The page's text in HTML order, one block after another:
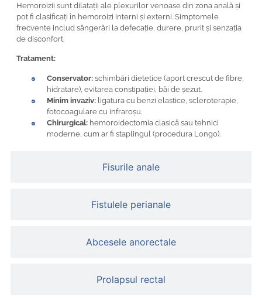
Fisurile anale
Fistulele perianale
Abcesele anorectale
Prolapsul rectal
Hemoroizii sunt dilatații ale plexurilor venoase din zona anală și
pot fi clasificați în hemoroizi interni și externi. Simptomele
frecvente includ sângerări la defecație, durere, prurit și senzația
de disconfort.
Tratament:
Conservator:schimbări dietetice (aport crescut de fibre,
hidratare), evitarea constipației, băi de șezut.
Minim invaziv:ligatura cu benzi elastice, scleroterapie,
fotocoagulare cu infraroșu.
Chirurgical:hemoroidectomia clasică sau tehnici
moderne, cum ar fi staplingul (procedura Longo).